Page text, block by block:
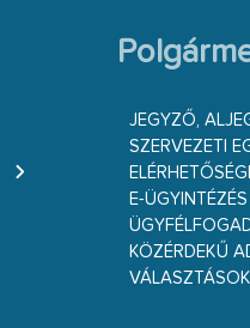
JEGYZŐ,
SZERVEZETI
E-ÜGYINTÉZÉS
KÖZÉRDEKŰ
VÁLASZTÁSOK